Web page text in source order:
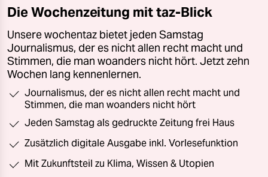
Die Wochenzeitung mit taz-Blick
Unsere wochentaz bietet jeden Samstag
Journalismus, der es nicht allen recht macht und
Stimmen, die man woanders nicht hört. Jetzt zehn
Wochen lang kennenlernen.
Journalismus, der es nicht allen recht macht und
Stimmen, die man woanders nicht hört
Jeden Samstag als gedruckte Zeitung frei Haus
Zusätzlich digitale Ausgabe inkl. Vorlesefunktion
Mit Zukunftsteil zu Klima, Wissen & Utopien